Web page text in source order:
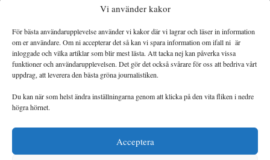
Vi använder kakor
För bästa användarupplevelse använder vi kakor där vi lagrar och läser in information
om er användare. Om ni accepterar det så kan vi spara information om ifall ni är
inloggade och vilka artiklar som blir mest lästa. Att tacka nej kan påverka vissa
funktioner och användarupplevelsen. Det gör det också svårare för oss att bedriva vårt
uppdrag, att leverera den bästa gröna journalistiken.
Du kan när som helst ändra inställningarna genom att klicka på den vita fliken i nedre
högra hörnet.
Acceptera
Landets Fria Tidning är en nyhetstidning med bred bevakning av
det viktigaste som händer lokalt och globalt och med fokus på
omställningsrörelsen. En omställning till ett hållbart samhälle går
både via starka och lika rättigheter för alla människor, minskade
ekonomiska och sociala klyftor, samt utrymme för allt levande att
utvecklas och frodas.